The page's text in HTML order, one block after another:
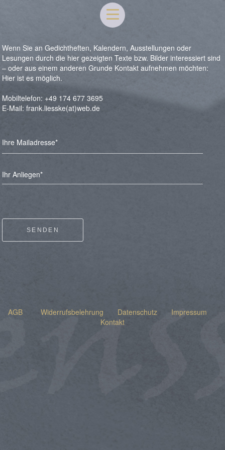
Wenn Sie an Gedichtheften, Kalendern, Ausstellungen oder
Lesungen durch die hier gezeigten Texte bzw. Bilder interessiert sind
– oder aus einem anderen Grunde Kontakt aufnehmen möchten:
Hier ist es möglich.
Mobiltelefon: +49 174 677 3695
E-Mail: frank.liesske(at)web.de
Ihre Mailadresse*
Ihr Anliegen*
SENDEN
AGB Widerrufsbelehrung Datenschutz
Impressum
Kontakt